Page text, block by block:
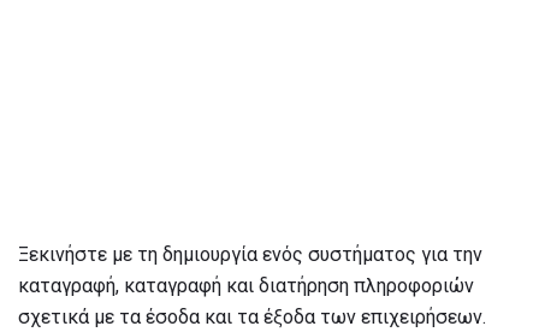
Ξεκινήστε με τη δημιουργία ενός συστήματος για την
καταγραφή, καταγραφή και διατήρηση πληροφοριών
σχετικά με τα έσοδα και τα έξοδα των επιχειρήσεων.